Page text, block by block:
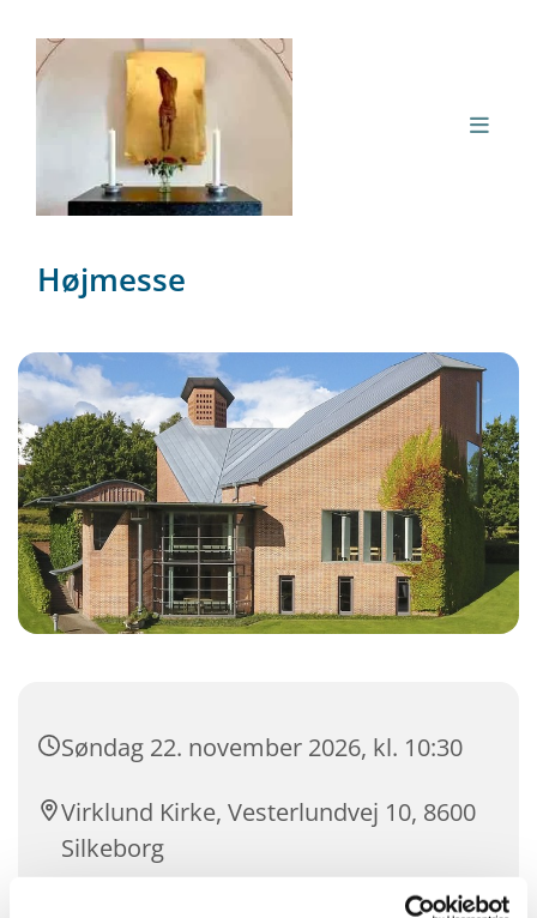
Højmesse
Søndag 22. november 2026, kl. 10:30
Virklund Kirke, Vesterlundvej 10, 8600
Silkeborg